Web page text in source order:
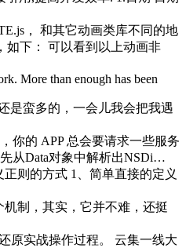
， 和其它动画类库不同的地
如下： 可以看到以上动画非
More than enough has been
是蛮多的，一会儿我会把我遇
你的 APP 总会要请求一些服务
从Data对象中解析出NSDi…
则的方式 1、简单直接的定义
制，其实，它并不难，还挺
原实战操作过程。 云集一线大